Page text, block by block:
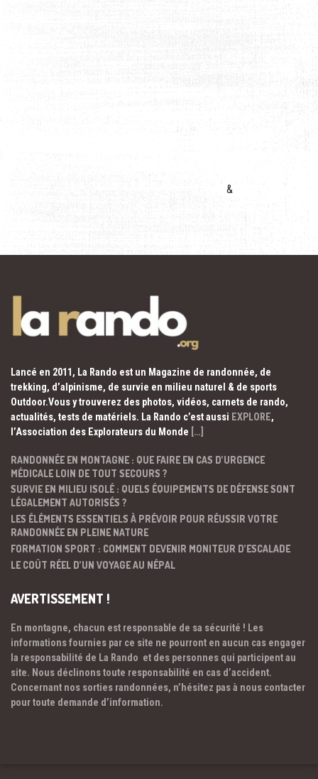
&
Lancé en 2011, La Rando est un Magazine de randonnée, de
trekking, d’alpinisme, de survie en milieu naturel & de sports
Outdoor.Vous y trouverez des photos, vidéos, carnets de rando,
actualités, tests de matériels. La Rando c’est aussi EXPLORE,
l’Association des Explorateurs du Monde […]
RANDONNÉE EN MONTAGNE : QUE FAIRE EN CAS D’URGENCE
MÉDICALE LOIN DE TOUT SECOURS ?
SURVIE EN MILIEU ISOLÉ : QUELS ÉQUIPEMENTS DE DÉFENSE SONT
LÉGALEMENT AUTORISÉS ?
LES ÉLÉMENTS ESSENTIELS À PRÉVOIR POUR RÉUSSIR VOTRE
RANDONNÉE EN PLEINE NATURE
FORMATION SPORT : COMMENT DEVENIR MONITEUR D’ESCALADE
LE COÛT RÉEL D’UN VOYAGE AU NÉPAL
AVERTISSEMENT !
En montagne, chacun est responsable de sa sécurité ! Les
informations fournies par ce site ne pourront en aucun cas engager
la responsabilité de La Rando et des personnes qui participent au
site. Nous déclinons toute responsabilité en cas d’accident.
Concernant nos sorties randonnées, n’hésitez pas à nous contacter
pour toute demande d’information.